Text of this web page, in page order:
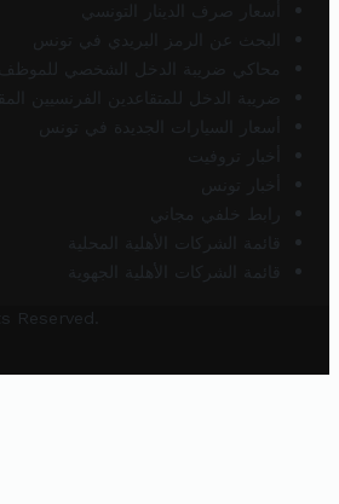
أسعار صرف الدينار التونسي
البحث عن الرمز البريدي في تونس
محاكي ضريبة الدخل الشخصي للموظف/
ضريبة الدخل للمتقاعدين الفرنسيين
أسعار السيارات الجديدة في تونس
أخبار تروفيت
أخبار تونس
رابط خلفي مجاني
قائمة الشركات الأهلية المحلية
قائمة الشركات الأهلية الجهوية
Reserved.